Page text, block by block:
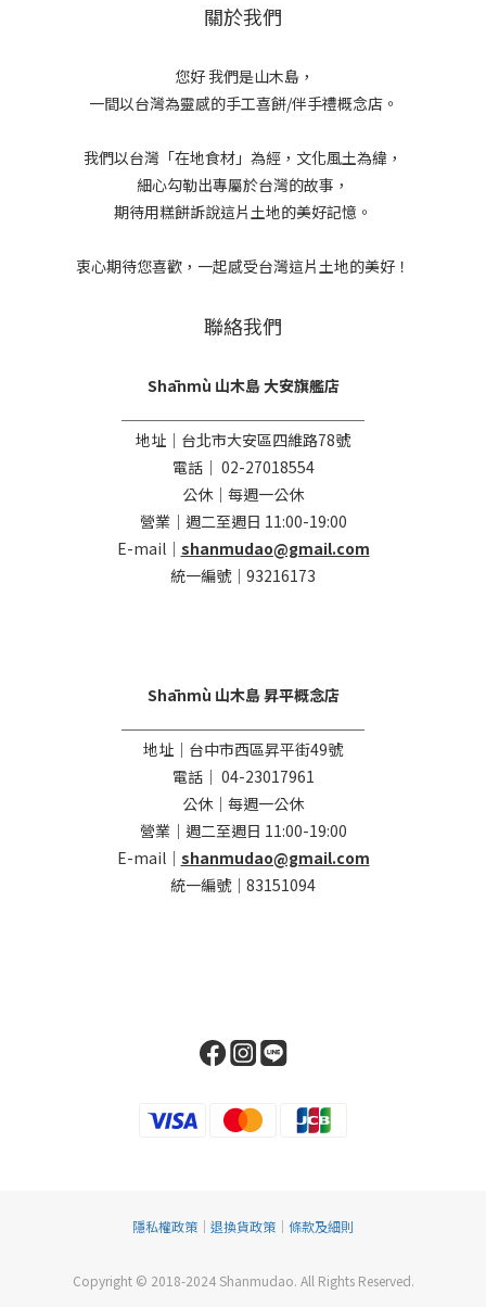
關於我們
您好 我們是山木島，
一間以台灣為靈感的手工喜餅/伴手禮概念店。
我們以台灣「在地食材」為經，文化風土為緯，
細心勾勒出專屬於台灣的故事，
期待用糕餅訴說這片土地的美好記憶。
衷心期待您喜歡，一起感受台灣這片土地的美好！
聯絡我們
Shānmù 山木島 大安旗艦店
地址｜台北市大安區四維路78號
電話｜ 02-27018554
公休｜每週一公休
營業｜週二至週日 11:00-19:00
E-mail｜ shanmudao@gmail.com
統一編號｜93216173
Shānmù 山木島 昇平概念店
地址｜台中市西區昇平街49號
電話｜ 04-23017961
公休｜每週一公休
營業｜週二至週日 11:00-19:00
E-mail｜ shanmudao@gmail.com
統一編號｜83151094
隱私權政策 ｜ 退換貨政策 ｜ 條款及細則
Copyright © 2018-2024 Shanmudao. All Rights Reserved.